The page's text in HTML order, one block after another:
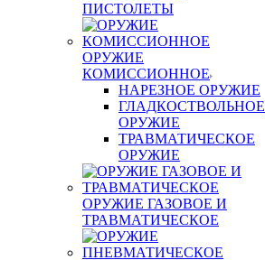
ПИСТОЛЕТЫ
ОРУЖИЕ
КОМИССИОННОЕ
НАРЕЗНОЕ ОРУЖИЕ
ГЛАДКОСТВОЛЬНОЕ
ОРУЖИЕ
ТРАВМАТИЧЕСКОЕ
ОРУЖИЕ
ОРУЖИЕ ГАЗОВОЕ И
ТРАВМАТИЧЕСКОЕ